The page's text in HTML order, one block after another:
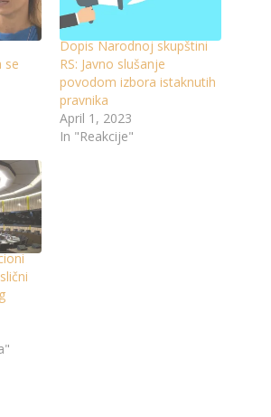
se
Dopis Narodnoj skupštini
RS: Javno slušanje
povodom izbora istaknutih
pravnika
April 1, 2023
In "Reakcije"